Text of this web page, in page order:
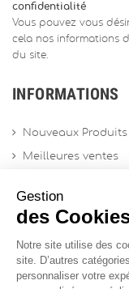
confidentialité
Vous pouvez vous
cela nos informations
du site.
INFORMATIONS
Nouveaux Produits
Meilleures ventes
Archives produits
Contactez-nous
Gestion
des
Notre site utilise des
site. D’autres
personnaliser votre